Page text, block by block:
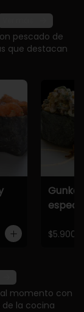
pescado de
que destacan
$5.900
al momento con
la cocina